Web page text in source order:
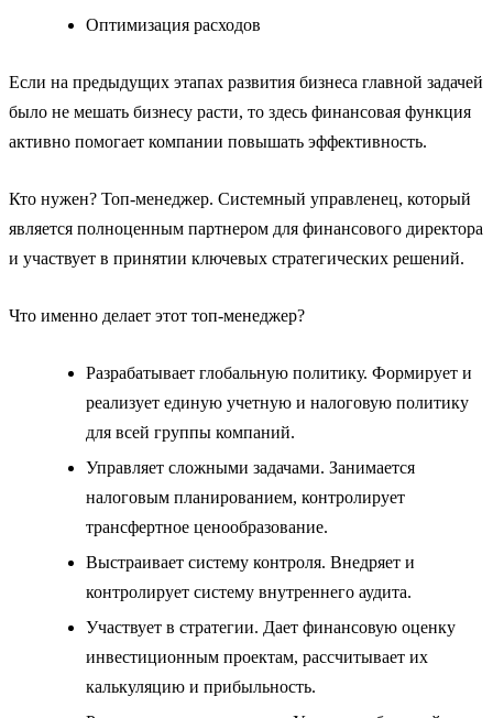
Оптимизация расходов
Если на предыдущих этапах развития бизнеса главной задачей
было не мешать бизнесу расти, то здесь финансовая функция
активно помогает компании повышать эффективность.
Кто нужен? Топ-менеджер. Системный управленец, который
является полноценным партнером для финансового директора
и участвует в принятии ключевых стратегических решений.
Что именно делает этот топ-менеджер?
Разрабатывает глобальную политику. Формирует и
реализует единую учетную и налоговую политику
для всей группы компаний.
Управляет сложными задачами. Занимается
налоговым планированием, контролирует
трансфертное ценообразование.
Выстраивает систему контроля. Внедряет и
контролирует систему внутреннего аудита.
Участвует в стратегии. Дает финансовую оценку
инвестиционным проектам, рассчитывает их
калькуляцию и прибыльность.